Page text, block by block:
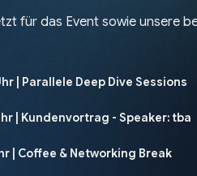
für das Event sowie unsere
| Parallele Deep Dive Sessions
| Kundenvortrag - Speaker: tba
| Coffee & Networking Break